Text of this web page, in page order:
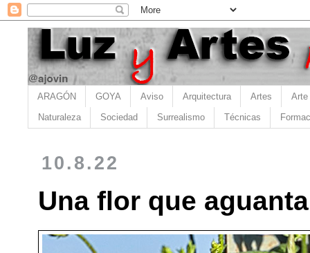
ARAGÓN GOYA Aviso Arquitectura Artes Arte
Naturaleza Sociedad Surrealismo Técnicas
10.8.22
Una flor que